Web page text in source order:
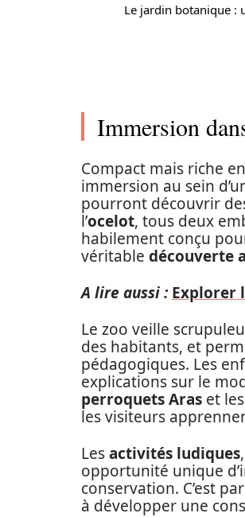
Le jardin botanique :
Immersion
Compact mais riche
immersion au sein
pourront découvrir
l’ocelot, tous deux
habilement conçu
véritable découverte
A lire aussi : Explorer
Le zoo veille
des habitants, et
pédagogiques. Les
explications sur le
perroquets Aras et les
les visiteurs
Lesactivités ludiques
opportunité unique
conservation. C’est
à développer une